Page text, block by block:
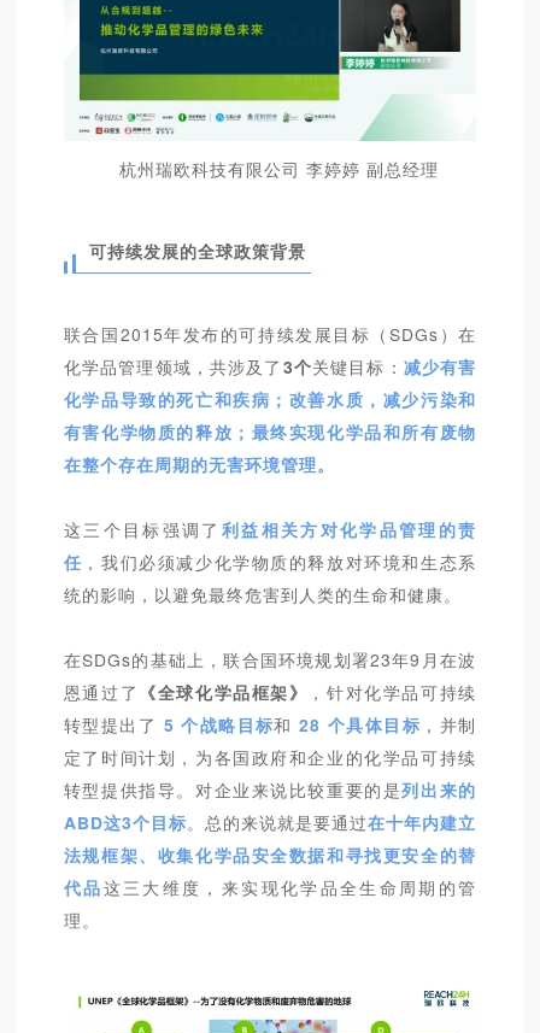
杭州瑞欧科技有限公司 李婷婷 副总经理
可持续发展的全球政策背景
联合国2015年发布的可持续发展目标（SDGs）在
化学品管理领域，共涉及了 3个关键目标： 减少有害
化学品导致的死亡和疾病；改善水质，减少污染和
有害化学物质的释放；最终实现化学品和所有废物
在整个存在周期的无害环境管理。
这三个目标强调了 利益相关方对化学品管理的责
任 ，我们必须减少化学物质的释放对环境和生态系
统的影响，以避免最终危害到人类的生命和健康。
在SDGs的基础上，联合国环境规划署23年9月在波
恩通过了 《全球化学品框架》
，针对化学品可持续
转型提出了 5 个战略目标和28 个具体目标 ，并制
定了时间计划，为各国政府和企业的化学品可持续
转型提供指导。对企业来说比较重要的是列出来的
ABD这3个目标。总的来说就是要通过在十年内建立
法规框架、收集化学品安全数据和寻找更安全的替
代品这三大维度，来实现化学品全生命周期的管
理。